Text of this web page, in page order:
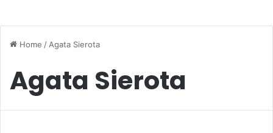
Home /Agata Sierota
Agata Sierota